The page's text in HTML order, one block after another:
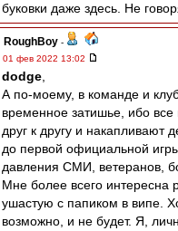
буковки даже здесь. Не
RoughBoy -
01 фев 2022 13:02
dodge
А по-моему, в команде и
временное затишье, ибо все
друг к другу и накапливают
до первой официальной
давления СМИ, ветеранов,
Мне более всего интересна
ушастую с папиком в випе.
возможно, и не будет. Я,